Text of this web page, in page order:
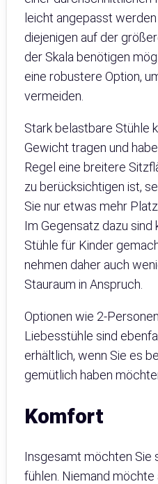
leicht angepasst
diejenigen auf der
der Skala benötigen
eine robustere Option,
vermeiden.
Stark belastbare Stühle
Gewicht tragen und
Regel eine breitere
zu berücksichtigen ist,
Sie nur etwas mehr
Im Gegensatz dazu sind
Stühle für Kinder
nehmen daher auch
Stauraum in Anspruch.
Optionen wie 2-
Liebesstühle sind
erhältlich, wenn Sie es
gemütlich haben
Komfort
Insgesamt möchten Sie
fühlen. Niemand möchte